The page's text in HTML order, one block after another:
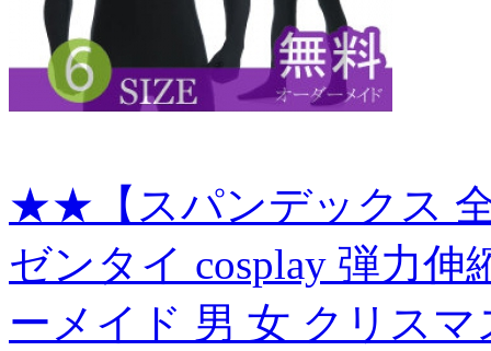
★★【スパンデックス
ゼンタイ cosplay 弾力
ーメイド 男 女 クリス